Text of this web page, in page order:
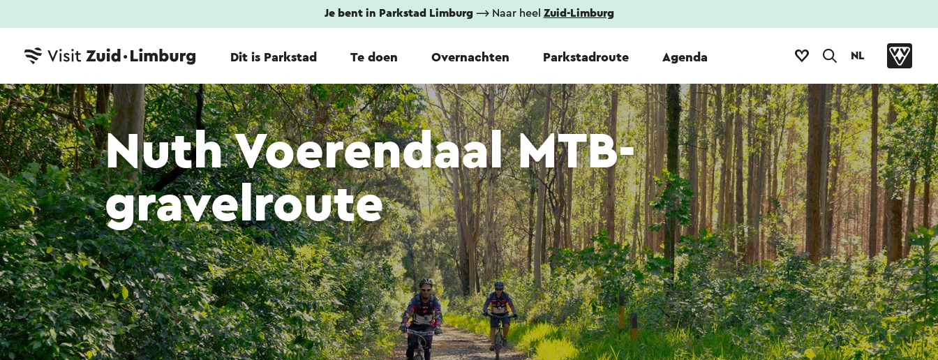
Je bent in Parkstad Limburg⟶ Naar heel Zuid-Limburg
Dit is Parkstad Te doen Overnachten Parkstadroute Agenda NL
Nuth Voerendaal MTB-
gravelroute